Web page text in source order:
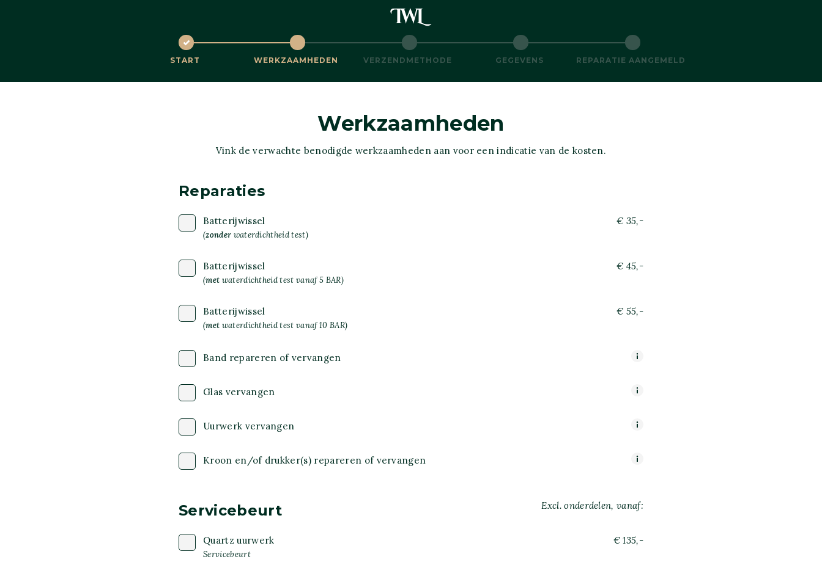
START WERKZAAMHEDEN VERZENDMETHODE GEGEVENS REPARATIE AANGEMELD
Werkzaamheden
Vink de verwachte benodigde werkzaamheden aan voor een indicatie van de kosten.
Reparaties
Batterijwissel
(zonder waterdichtheid test)
€ 35,-
Batterijwissel
(met waterdichtheid test vanaf 5 BAR)
€ 45,-
Batterijwissel
(met waterdichtheid test vanaf 10 BAR)
€ 55,-
Band repareren of vervangen
Glas vervangen
Uurwerk vervangen
Kroon en/of drukker(s) repareren of vervangen
Servicebeurt Excl. onderdelen, vanaf:
Quartz uurwerk
Servicebeurt
€ 135,-